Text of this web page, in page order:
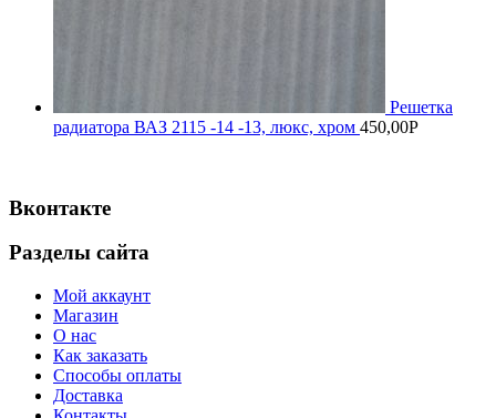
Решетка
радиатора ВАЗ 2115 -14 -13, люкс, хром 450,00Р
Вконтакте
Разделы сайта
Мой аккаунт
Магазин
О нас
Как заказать
Способы оплаты
Доставка